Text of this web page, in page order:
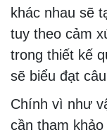
khác nhau sẽ
tuy theo cảm
trong thiết kế
sẽ biểu đạt
Chính vì như
cần tham